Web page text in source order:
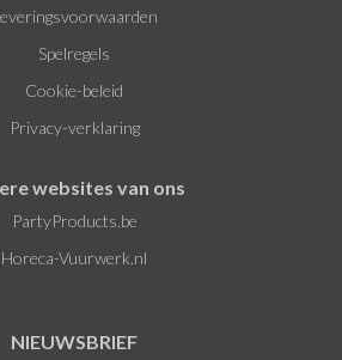
Spelregels
Cookie-beleid
Privacy-verklaring
websites van ons
PartyProducts.be
Horeca-Vuurwerk.nl
NIEUWSBRIEF